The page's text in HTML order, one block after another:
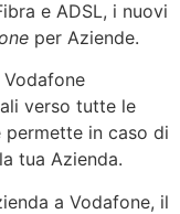
e ADSL, i nuovi
per Aziende.
verso tutte le
in caso di
tua Azienda.
a Vodafone, il